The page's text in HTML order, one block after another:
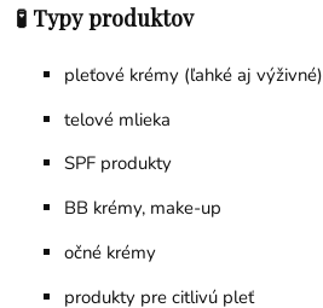
🧪 Typy produktov
pleťové krémy (ľahké aj výživné)
telové mlieka
SPF produkty
BB krémy, make-up
očné krémy
produkty pre citlivú pleť